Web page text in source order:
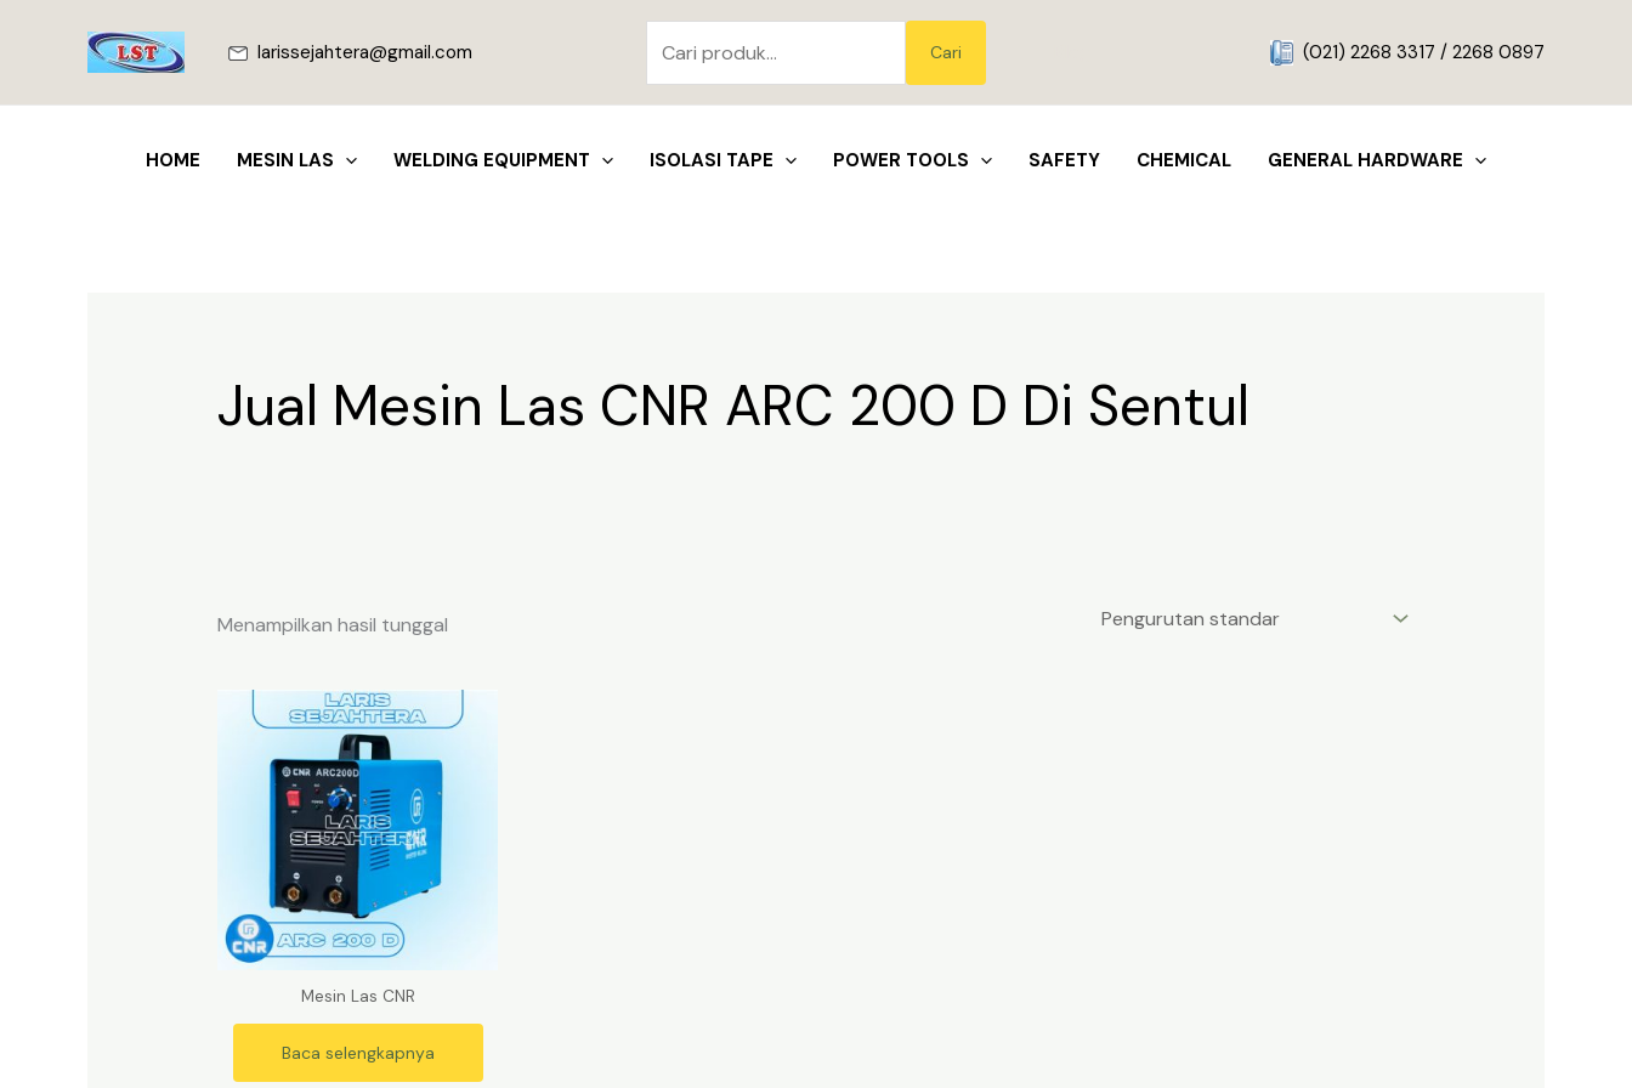
larissejahtera@gmail.com
untuk:
Cari (021) 2268 3317 / 2268 0897
HOME MESIN LAS WELDING EQUIPMENT ISOLASI TAPE POWER TOOLS SAFETY CHEMICAL GENERAL HARDWARE
Jual Mesin Las CNR ARC 200 D Di Sentul
Menampilkan hasil tunggal
Mesin Las CNR
Baca selengkapnya